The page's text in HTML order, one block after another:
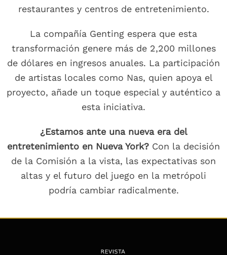
restaurantes y centros de entretenimiento.
La compañía Genting espera que esta
transformación genere más de 2,200 millones
de dólares en ingresos anuales. La participación
de artistas locales como Nas, quien apoya el
proyecto, añade un toque especial y auténtico a
esta iniciativa.
¿Estamos ante una nueva era del
entretenimiento en Nueva York? Con la decisión
de la Comisión a la vista, las expectativas son
altas y el futuro del juego en la metrópoli
podría cambiar radicalmente.